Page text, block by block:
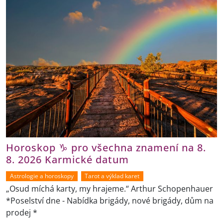
Horoskop ♑ pro všechna znamení na 8.
8. 2026 Karmické datum
Astrologie a horoskopy Tarot a výklad karet
„Osud míchá karty, my hrajeme.“ Arthur Schopenhauer
*Poselství dne - Nabídka brigády, nové brigády, dům na
prodej *